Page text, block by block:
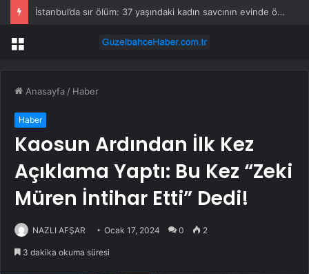
Qxo hissesi 14 Ağustos’taki açıklamada %7,9 hareket edebilir
Menü
Anasayfa / Haber
Haber
Kaosun Ardından İlk Kez
Açıklama Yaptı: Bu Kez “Zeki
Müren İntihar Etti” Dedi!
NAZLI AFŞAR Ocak 17, 2024 0 2
3 dakika okuma süresi